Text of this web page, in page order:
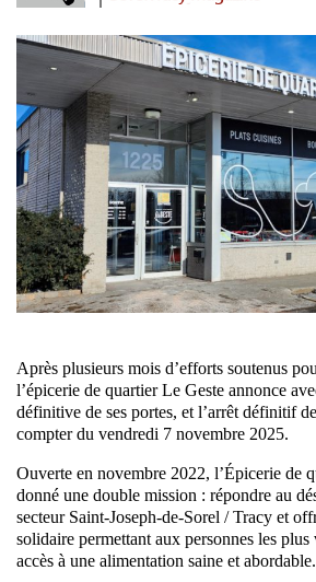
Après plusieurs mois d’efforts soutenus
l’épicerie de quartier Le Geste annonce
définitive de ses portes, et l’arrêt définitif
compter du vendredi 7 novembre 2025.
Ouverte en novembre 2022, l’Épicerie de
donné une double mission : répondre au
secteur Saint-Joseph-de-Sorel / Tracy et
solidaire permettant aux personnes les plus
accès à une alimentation saine et abordable.